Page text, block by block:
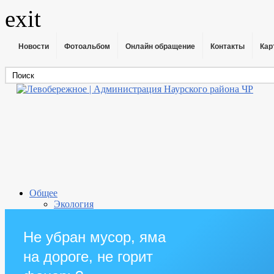
exit
Новости Фотоальбом Онлайн обращение Контакты
Общее
Экология
Информация о поселении
Администрация
Глава
Справки о доходах главы
Не убран мусор, яма
на дороге, не горит